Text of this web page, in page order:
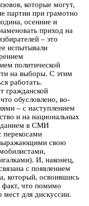
которые могут,
партии при грамотно
осенние и
приход на
– это
испытывали
политической
на выборы. С этим
работать.
гражданской
обусловлено, во-
– с наступлением
и на национальных
в СМИ
перекосами
свою
И, наконец,
с появлением
который, освоившись
факт, что помимо
мест для дискуссии.